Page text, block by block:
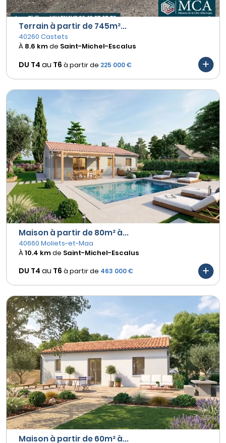
Terrain à partir de 745m²...
40260 Castets
À 8.6 kmde Saint-Michel-Escalus
DU T4 au T6 à partir de 225 000 €
Maison à partir de 80m² à...
40660 Moliets-et-Maa
À10.4 kmde Saint-Michel-Escalus
DU T4 au T6 à partir de 463 000 €
Maison à partir de 60m² à...